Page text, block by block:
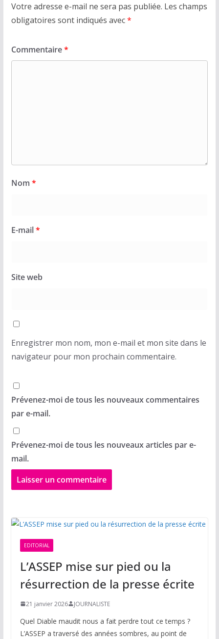
Votre adresse e-mail ne sera pas publiée. Les champs
obligatoires sont indiqués avec*
Commentaire*
Nom *
E-mail*
Site web
Enregistrer mon nom, mon e-mail et mon site dans le
navigateur pour mon prochain commentaire.
Prévenez-moi de tous les nouveaux commentaires
par e-mail.
Prévenez-moi de tous les nouveaux articles par e-
mail.
EDITORIAL
L’ASSEP mise sur pied ou la
résurrection de la presse écrite
21 janvier 2026 JOURNALISTE
Quel Diable maudit nous a fait perdre tout ce temps ?
L’ASSEP a traversé des années sombres, au point de